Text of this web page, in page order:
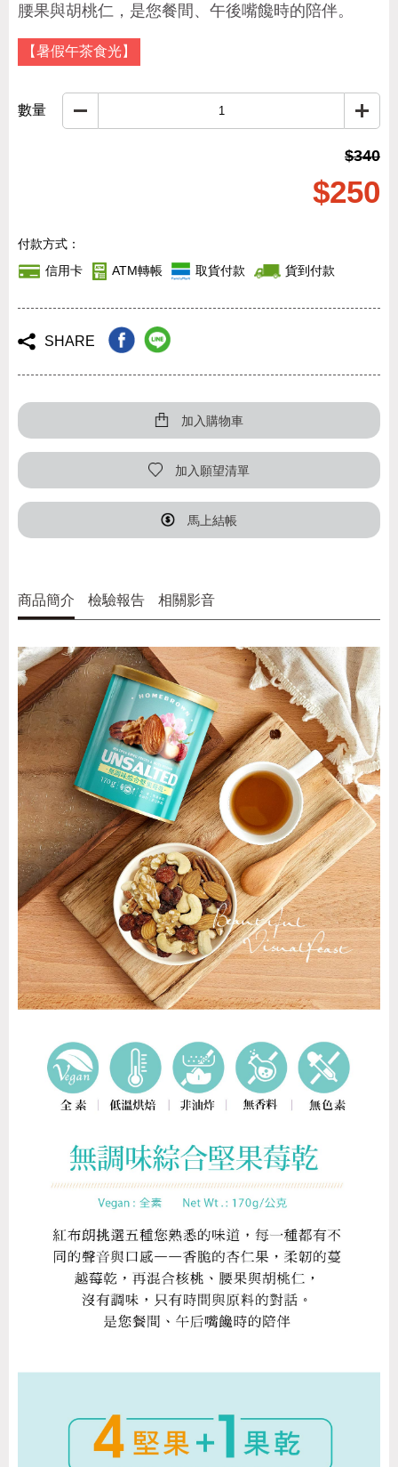
腰果與胡桃仁，是您餐間、午後嘴饞時的陪伴。
【暑假午茶食光】
數量
$340
$250
付款方式：
信用卡
ATM轉帳 取貨付款 貨到付款
SHARE
加入購物車
加入願望清單
馬上結帳
商品簡介 檢驗報告 相關影音